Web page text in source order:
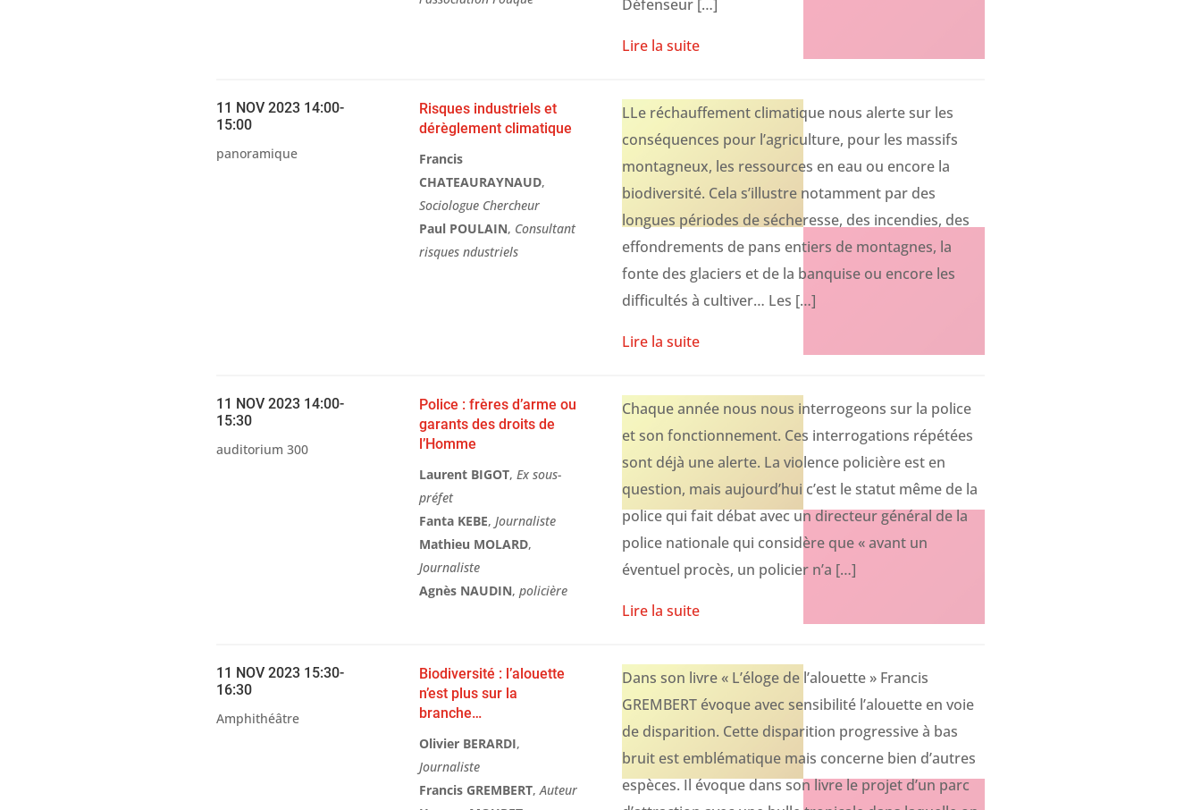
Défenseur […]
Lire la suite
11 NOV 2023 14:00-
15:00
panoramique
Risques industriels et
dérèglement climatique
Francis
CHATEAURAYNAUD,
Sociologue Chercheur
Paul POULAIN, Consultant
risques ndustriels
LLe réchauffement climatique nous alerte sur les
conséquences pour l’agriculture, pour les massifs
montagneux, les ressources en eau ou encore la
biodiversité. Cela s’illustre notamment par des
longues périodes de sécheresse, des incendies, des
effondrements de pans entiers de montagnes, la
fonte des glaciers et de la banquise ou encore les
difficultés à cultiver… Les […]
Lire la suite
11 NOV 2023 14:00-
15:30
auditorium 300
Police : frères d’arme ou
garants des droits de
l’Homme
Laurent BIGOT, Ex sous-
préfet
Fanta KEBE, Journaliste
Mathieu MOLARD,
Journaliste
Agnès NAUDIN, policière
Chaque année nous nous interrogeons sur la police
et son fonctionnement. Ces interrogations répétées
sont déjà une alerte. La violence policière est en
question, mais aujourd’hui c’est le statut même de la
police qui fait débat avec un directeur général de la
police nationale qui considère que « avant un
éventuel procès, un policier n’a […]
Lire la suite
11 NOV 2023 15:30-
16:30
Amphithéâtre
Biodiversité : l’alouette
n’est plus sur la
branche…
Olivier BERARDI,
Journaliste
Francis GREMBERT,Auteur
Dans son livre « L’éloge de l’alouette » Francis
GREMBERT évoque avec sensibilité l’alouette en voie
de disparition. Cette disparition progressive à bas
bruit est emblématique mais concerne bien d’autres
espèces. Il évoque dans son livre le projet d’un parc